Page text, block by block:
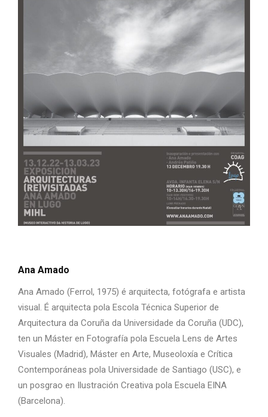
Ana Amado
Ana Amado (Ferrol, 1975) é arquitecta, fotógrafa e artista
visual. É arquitecta pola Escola Técnica Superior de
Arquitectura da Coruña da Universidade da Coruña (UDC),
ten un Máster en Fotografía pola Escuela Lens de Artes
Visuales (Madrid), Máster en Arte, Museoloxía e Crítica
Contemporáneas pola Universidade de Santiago (USC), e
un posgrao en Ilustración Creativa pola Escuela EINA
(Barcelona).